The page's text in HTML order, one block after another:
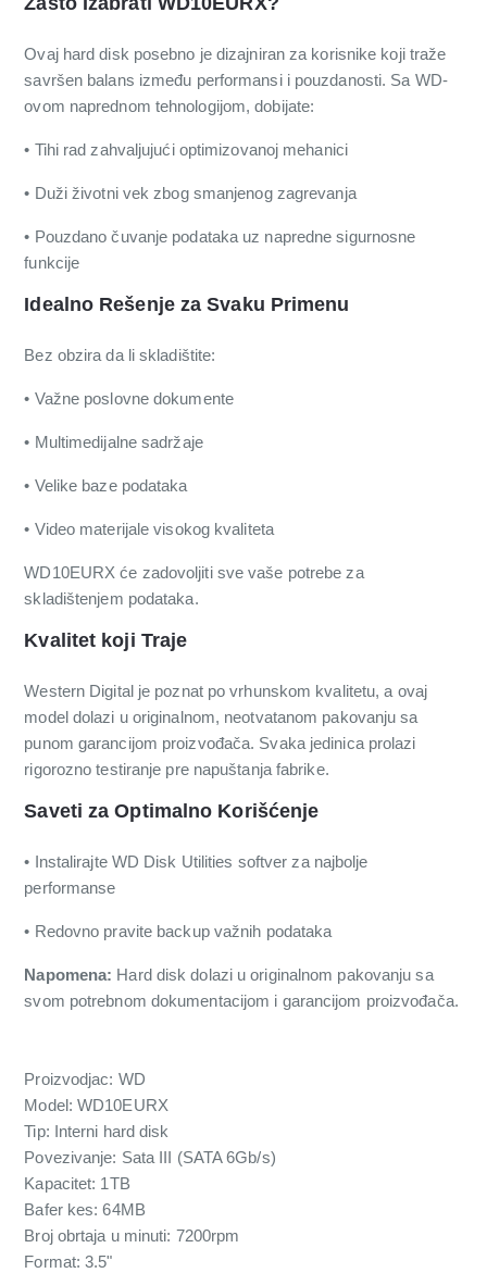
Ovaj hard disk posebno je dizajniran za korisnike koji traže
savršen balans između performansi i pouzdanosti. Sa WD-
ovom naprednom tehnologijom, dobijate:
• Tihi rad zahvaljujući optimizovanoj mehanici
• Duži životni vek zbog smanjenog zagrevanja
• Pouzdano čuvanje podataka uz napredne sigurnosne
funkcije
Idealno Rešenje za Svaku Primenu
Bez obzira da li skladištite:
• Važne poslovne dokumente
• Multimedijalne sadržaje
• Velike baze podataka
• Video materijale visokog kvaliteta
WD10EURX će zadovoljiti sve vaše potrebe za
skladištenjem podataka.
Kvalitet koji Traje
Western Digital je poznat po vrhunskom kvalitetu, a ovaj
model dolazi u originalnom, neotvatanom pakovanju sa
punom garancijom proizvođača. Svaka jedinica prolazi
rigorozno testiranje pre napuštanja fabrike.
Saveti za Optimalno Korišćenje
• Instalirajte WD Disk Utilities softver za najbolje
performanse
• Redovno pravite backup važnih podataka
Napomena: Hard disk dolazi u originalnom pakovanju sa
svom potrebnom dokumentacijom i garancijom proizvođača.
Proizvodjac: WD
Model: WD10EURX
Tip: Interni hard disk
Povezivanje: Sata III (SATA 6Gb/s)
Kapacitet: 1TB
Bafer kes: 64MB
Broj obrtaja u minuti: 7200rpm
Format: 3.5"